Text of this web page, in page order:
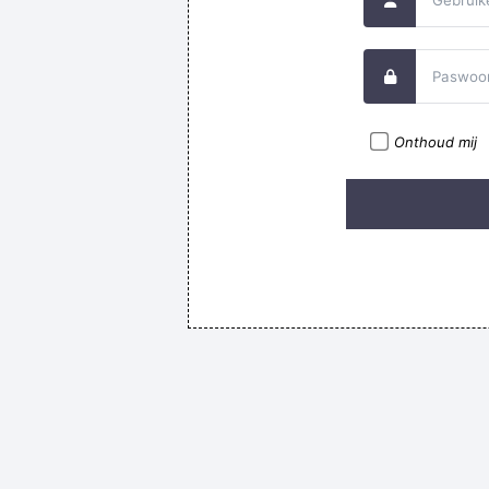
We do are a little unsure if
gaan leren je
Onthoud mij